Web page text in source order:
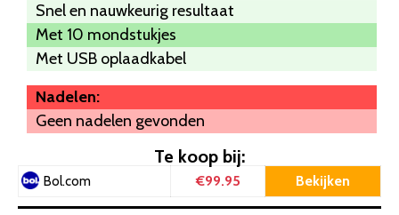
Snel en nauwkeurig resultaat
Met 10 mondstukjes
Met USB oplaadkabel
Nadelen:
Geen nadelen gevonden
Te koop bij:
Bol.com €99.95 Bekijken